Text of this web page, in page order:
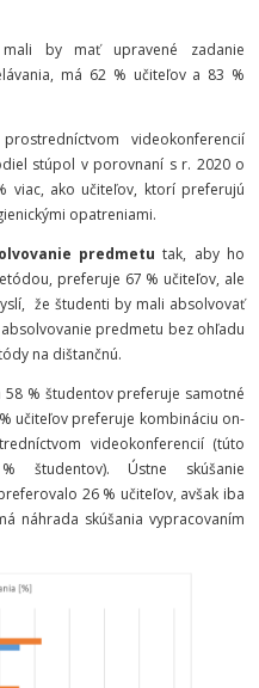
by mať upravené zadanie
má 62 % učiteľov a 83 %
prostredníctvom videokonferencií
stúpol v porovnaní s r. 2020 o
viac, ako učiteľov, ktorí preferujú
opatreniami.
predmetu tak, aby ho
preferuje 67 % učiteľov, ale
že študenti by mali absolvovať
predmetu bez ohľadu
na dištančnú.
58 % študentov preferuje samotné
učiteľov preferuje kombináciu on-
videokonferencií (túto
študentov). Ústne skúšanie
26 % učiteľov, avšak iba
náhrada skúšania vypracovaním